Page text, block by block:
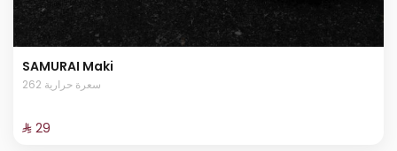
SAMURAI Maki
262 سعرة حرارية
⁨⁦‪‬ 29⁩